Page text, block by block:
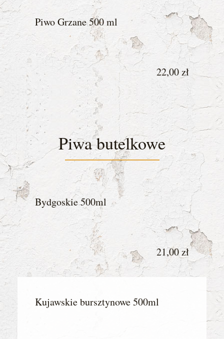
Piwo Grzane 500 ml
22,00 zł
Piwa butelkowe
Bydgoskie 500ml
21,00 zł
Kujawskie bursztynowe 500ml